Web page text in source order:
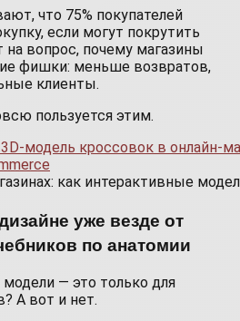
что 75% покупателей
если могут покрутить
на вопрос, почему магазины
фишки: меньше возвратов,
клиенты.
пользуется этим.
как интерактивные
уже везде от
по анатомии
— это только для
А вот и нет.